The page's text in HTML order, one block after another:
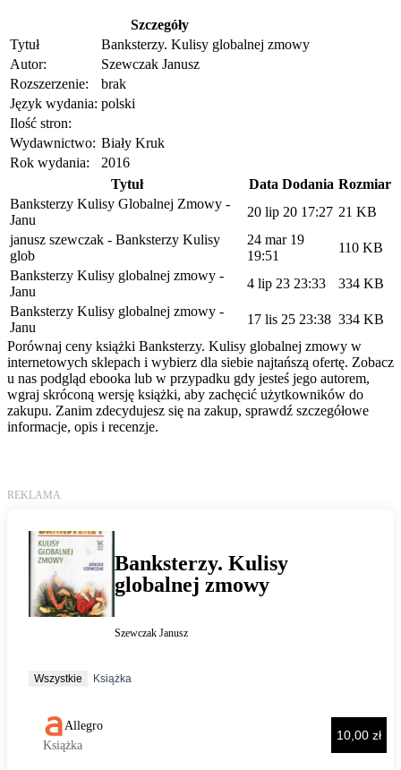
Szczegóły
Tytuł
Banksterzy. Kulisy globalnej zmowy
Autor:
Szewczak Janusz
Rozszerzenie:
brak
Język wydania: polski
Ilość stron:
Wydawnictwo: Biały Kruk
Rok wydania:
2016
Tytuł
Data Dodania Rozmiar
Banksterzy Kulisy Globalnej Zmowy -
Janu
20 lip 20 17:27 21 KB
janusz szewczak - Banksterzy Kulisy
glob
24 mar 19
19:51
110 KB
Banksterzy Kulisy globalnej zmowy -
Janu
4 lip 23 23:33
334 KB
Banksterzy Kulisy globalnej zmowy -
Janu
17 lis 25 23:38 334 KB
Porównaj ceny książki Banksterzy. Kulisy globalnej zmowy w
internetowych sklepach i wybierz dla siebie najtańszą ofertę. Zobacz
u nas podgląd ebooka lub w przypadku gdy jesteś jego autorem,
wgraj skróconą wersję książki, aby zachęcić użytkowników do
zakupu. Zanim zdecydujesz się na zakup, sprawdź szczegółowe
informacje, opis i recenzje.